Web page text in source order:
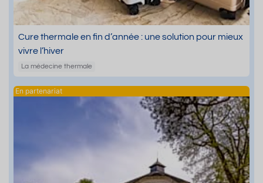
Cure thermale en fin d’année : une solution pour mieux
vivre l’hiver
La médecine thermale